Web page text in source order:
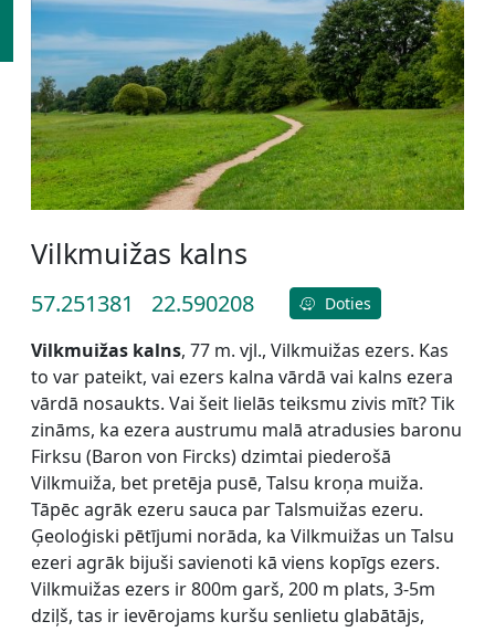
Vilkmuižas kalns
57.251381 22.590208 Doties
Vilkmuižas kalns, 77 m. vjl., Vilkmuižas ezers. Kas
to var pateikt, vai ezers kalna vārdā vai kalns ezera
vārdā nosaukts. Vai šeit lielās teiksmu zivis mīt? Tik
zināms, ka ezera austrumu malā atradusies baronu
Firksu (Baron von Fircks) dzimtai piederošā
Vilkmuiža, bet pretēja pusē, Talsu kroņa muiža.
Tāpēc agrāk ezeru sauca par Talsmuižas ezeru.
Ģeoloģiski pētījumi norāda, ka Vilkmuižas un Talsu
ezeri agrāk bijuši savienoti kā viens kopīgs ezers.
Vilkmuižas ezers ir 800m garš, 200 m plats, 3-5m
dziļš, tas ir ievērojams kuršu senlietu glabātājs,